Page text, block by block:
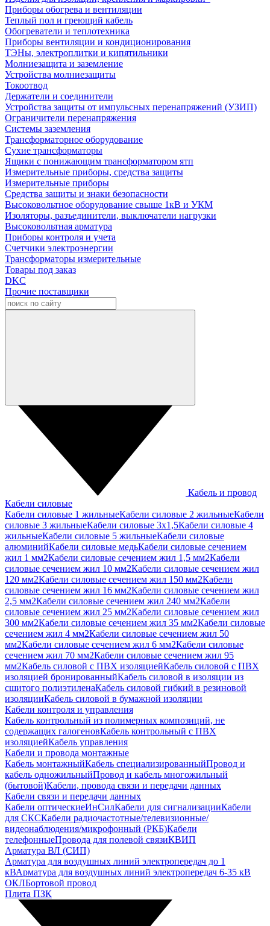
Приборы обогрева и вентиляции
Теплый пол и греющий кабель
Обогреватели и теплотехника
Приборы вентиляции и кондиционирования
ТЭНы, электроплитки и кипятильники
Молниезащита и заземление
Устройства молниезащиты
Токоотвод
Держатели и соединители
Устройства защиты от импульсных перенапряжений (УЗИП)
Ограничители перенапряжения
Системы заземления
Трансформаторное оборудование
Сухие трансформаторы
Ящики с понижающим трансформатором ятп
Измерительные приборы, средства защиты
Измерительные приборы
Средства защиты и знаки безопасности
Высоковольтное оборудование свыше 1кВ и УКМ
Изоляторы, разъединители, выключатели нагрузки
Высоковольтная арматура
Приборы контроля и учета
Счетчики электроэнергии
Трансформаторы измерительные
Товары под заказ
DKC
Прочие поставщики
Кабель и провод
Кабели силовые
Кабели силовые 1 жильныеКабели силовые 2 жильныеКабели
силовые 3 жильныеКабели силовые 3х1,5Кабели силовые 4
жильныеКабели силовые 5 жильныеКабели силовые
алюминийКабели силовые медьКабели силовые сечением
жил 1 мм2Кабели силовые сечением жил 1,5 мм2Кабели
силовые сечением жил 10 мм2Кабели силовые сечением жил
120 мм2Кабели силовые сечением жил 150 мм2Кабели
силовые сечением жил 16 мм2Кабели силовые сечением жил
2,5 мм2Кабели силовые сечением жил 240 мм2Кабели
силовые сечением жил 25 мм2Кабели силовые сечением жил
300 мм2Кабели силовые сечением жил 35 мм2Кабели силовые
сечением жил 4 мм2Кабели силовые сечением жил 50
мм2Кабели силовые сечением жил 6 мм2Кабели силовые
сечением жил 70 мм2Кабели силовые сечением жил 95
мм2Кабель силовой с ПВХ изоляциейКабель силовой с ПВХ
изоляцией бронированныйКабель силовой в изоляции из
сшитого полиэтиленаКабель силовой гибкий в резиновой
изоляцииКабель силовой в бумажной изоляции
Кабели контроля и управления
Кабель контрольный из полимерных композиций, не
содержащих галогеновКабель контрольный с ПВХ
изоляциейКабель управления
Кабели и провода монтажные
Кабель монтажныйКабель специализированныйПровод и
кабель одножильныйПровод и кабель многожильный
(бытовой)Кабели, провода связи и передачи данных
Кабели связи и передачи данных
Кабели оптическиеИнСилКабели для сигнализацииКабели
для СКСКабели радиочастотные/телевизионные/
видеонаблюдения/микрофонный (РКБ)Кабели
телефонныеПровода для полевой связиКВИП
Арматура ВЛ (СИП)
Арматура для воздушных линий электропередач до 1
кВАрматура для воздушных линий электропередач 6-35 кВ
ОКЛБортовой провод
Плита ПЗК